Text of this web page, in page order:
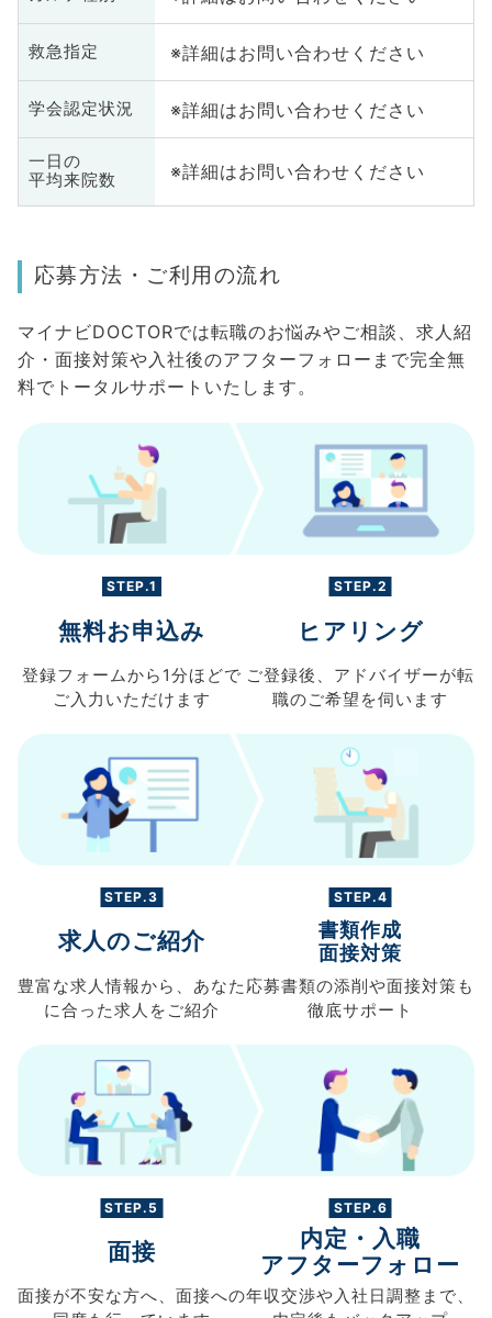
救急指定 ※詳細はお問い合わせください
学会認定状況 ※詳細はお問い合わせください
一日の
平均来院数
※詳細はお問い合わせください
応募方法・ご利用の流れ
マイナビDOCTORでは転職のお悩みやご相談、求人紹
介・面接対策や入社後のアフターフォローまで完全無
料でトータルサポートいたします。
STEP.1
無料お申込み
登録フォームから 1分ほどで
ご入力 いただけます
STEP.2
ヒアリング
ご登録後、 アドバイザーが転
職のご希望を伺います
STEP.3
求人のご紹介
豊富な求人情報から、 あなた
に合った求人を ご紹介
STEP.4
書類作成
面接対策
応募書類の添削や面接対策も
徹底サポート
STEP.5
面接
面接が不安な方へ、 面接への
STEP.6
内定・入職
アフターフォロー
年収交渉や入社日調整まで、